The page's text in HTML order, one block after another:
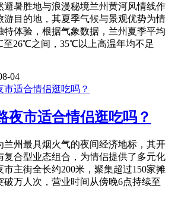
避暑胜地与浪漫秘境兰州黄河风情线作
游目的地，其夏季气候与景观优势为情
特体验，根据气象数据，兰州夏季平均
26℃之间，35℃以上高温年均不足
04
夜市适合情侣逛吃吗？
兰州最具烟火气的夜间经济地标，其开
复合型业态组合，为情侣提供了多元化
市主街全长约200米，聚集超过150家摊
破万人次，营业时间从傍晚6点持续至